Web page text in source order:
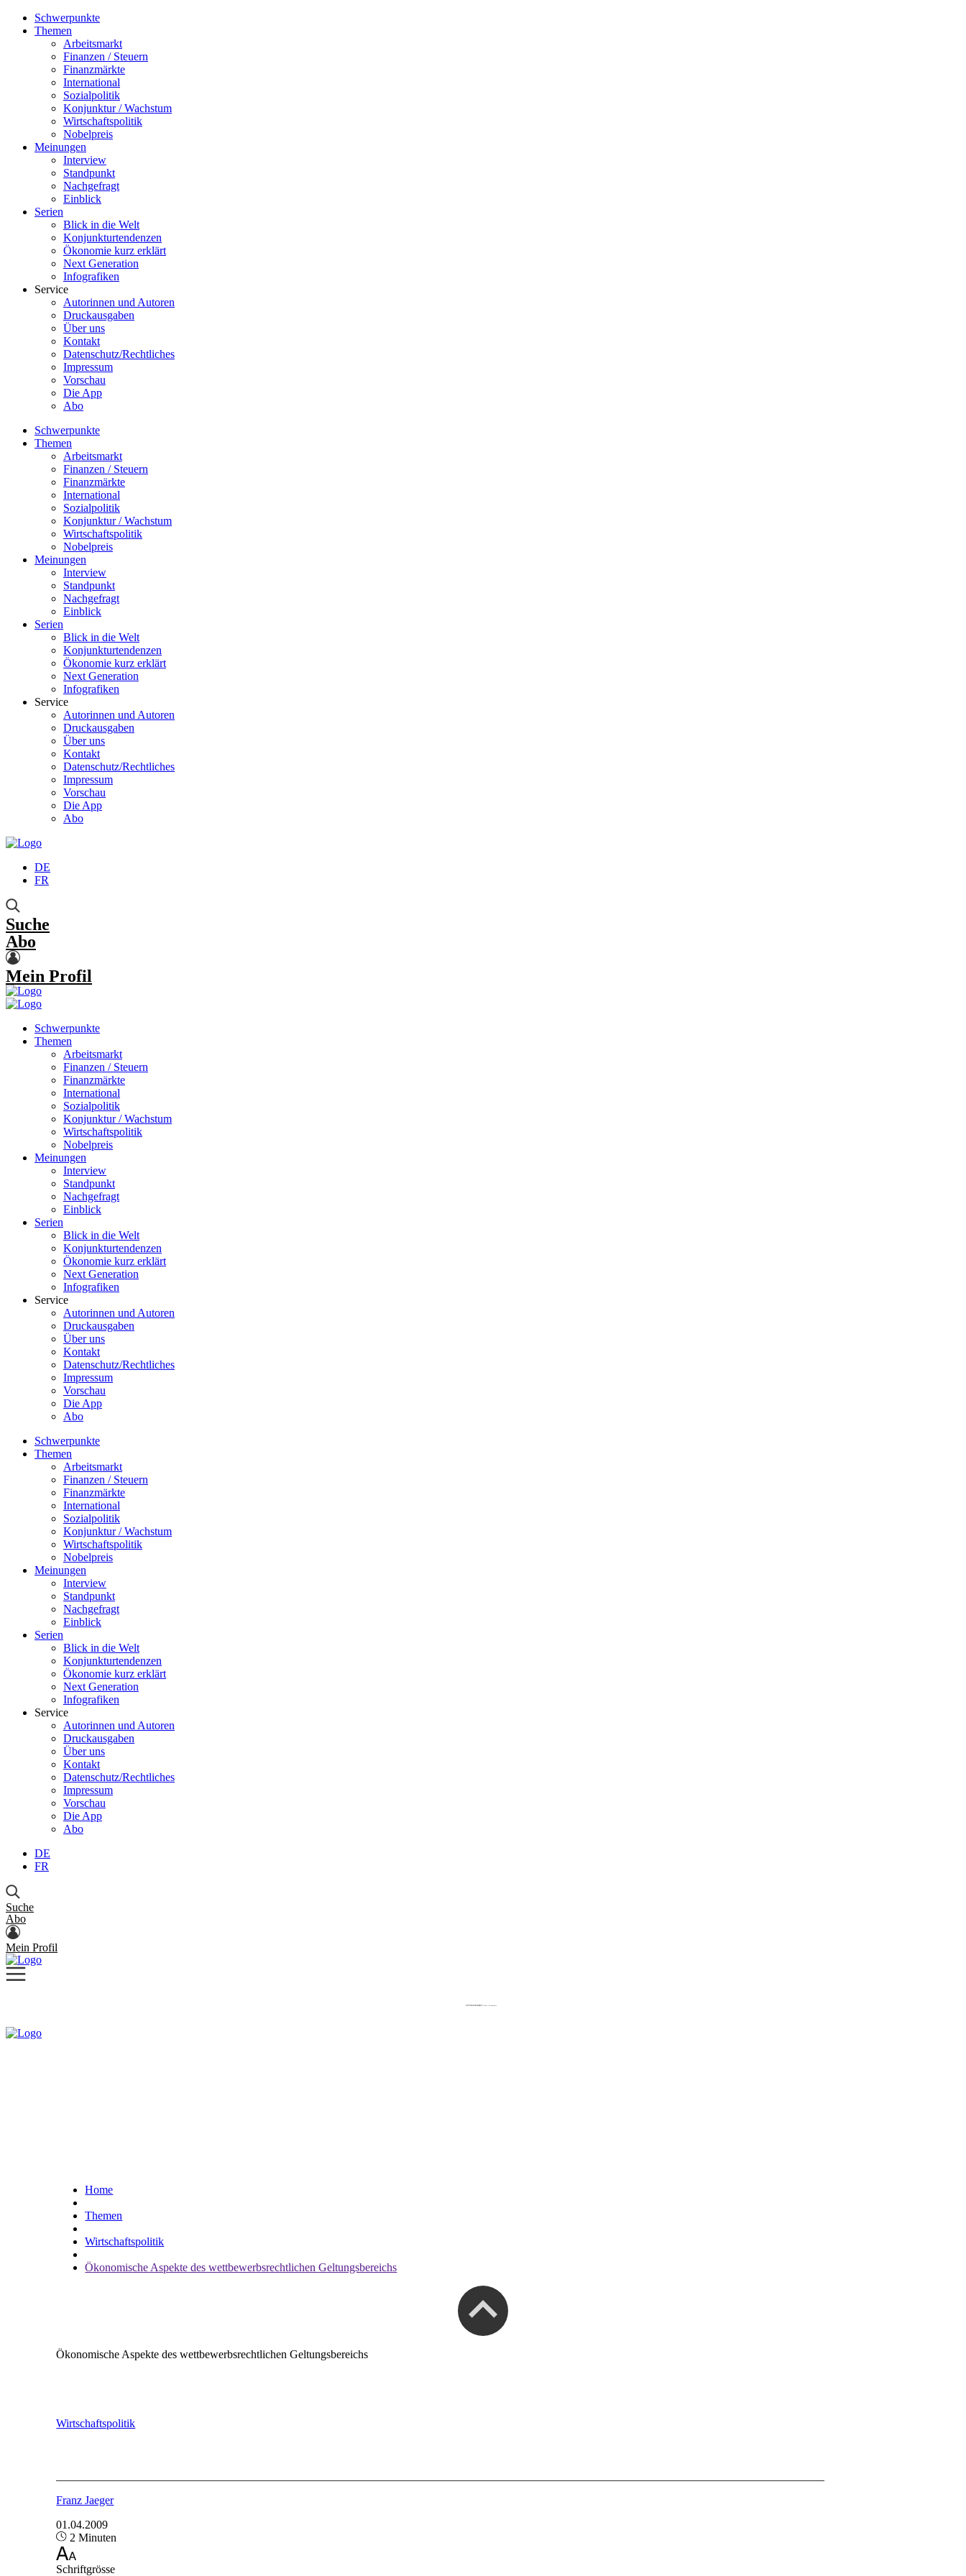
Schwerpunkte
Themen
Arbeitsmarkt
Finanzen / Steuern
Finanzmärkte
International
Sozialpolitik
Konjunktur / Wachstum
Wirtschaftspolitik
Nobelpreis
Meinungen
Interview
Standpunkt
Nachgefragt
Einblick
Serien
Blick in die Welt
Konjunkturtendenzen
Ökonomie kurz erklärt
Next Generation
Infografiken
Service
Autorinnen und Autoren
Druckausgaben
Über uns
Kontakt
Datenschutz/Rechtliches
Impressum
Vorschau
Die App
Abo
Schwerpunkte
Themen
Arbeitsmarkt
Finanzen / Steuern
Finanzmärkte
International
Sozialpolitik
Konjunktur / Wachstum
Wirtschaftspolitik
Nobelpreis
Meinungen
Interview
Standpunkt
Nachgefragt
Einblick
Serien
Blick in die Welt
Konjunkturtendenzen
Ökonomie kurz erklärt
Next Generation
Infografiken
Service
Autorinnen und Autoren
Druckausgaben
Über uns
Kontakt
Datenschutz/Rechtliches
Impressum
Vorschau
Die App
Abo
DE
FR
Suche
Abo
Mein Profil
Schwerpunkte
Themen
Arbeitsmarkt
Finanzen / Steuern
Finanzmärkte
International
Sozialpolitik
Konjunktur / Wachstum
Wirtschaftspolitik
Nobelpreis
Meinungen
Interview
Standpunkt
Nachgefragt
Einblick
Serien
Blick in die Welt
Konjunkturtendenzen
Ökonomie kurz erklärt
Next Generation
Infografiken
Service
Autorinnen und Autoren
Druckausgaben
Über uns
Kontakt
Datenschutz/Rechtliches
Impressum
Vorschau
Die App
Abo
Schwerpunkte
Themen
Arbeitsmarkt
Finanzen / Steuern
Finanzmärkte
International
Sozialpolitik
Konjunktur / Wachstum
Wirtschaftspolitik
Nobelpreis
Meinungen
Interview
Standpunkt
Nachgefragt
Einblick
Serien
Blick in die Welt
Konjunkturtendenzen
Ökonomie kurz erklärt
Next Generation
Infografiken
Service
Autorinnen und Autoren
Druckausgaben
Über uns
Kontakt
Datenschutz/Rechtliches
Impressum
Vorschau
Die App
Abo
DE
FR
Suche
Abo
Mein Profil
Home
Themen
Wirtschaftspolitik
Ökonomische Aspekte des wettbewerbsrechtlichen Geltungsbereichs
Ökonomische Aspekte des wettbewerbsrechtlichen Geltungsbereichs
Wirtschaftspolitik
Franz Jaeger
01.04.2009
2 Minuten
Schriftgrösse